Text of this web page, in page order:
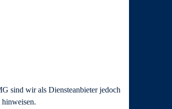
sind wir als Diensteanbieter jedoch